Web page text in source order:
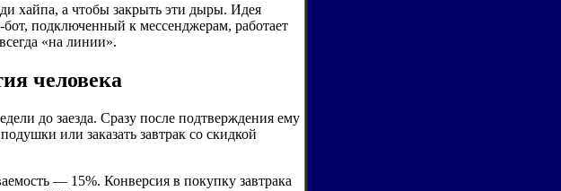
хайпа, а чтобы закрыть эти дыры. Идея
бот, подключенный к мессенджерам, работает
«на линии».
человека
до заезда. Сразу после подтверждения ему
или заказать завтрак со скидкой
— 15%. Конверсия в покупку завтрака